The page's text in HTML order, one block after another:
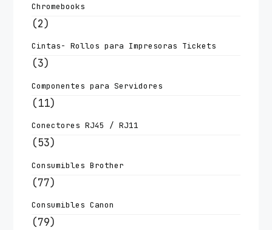
Chromebooks
(2)
Cintas- Rollos para Impresoras Tickets
(3)
Componentes para Servidores
(11)
Conectores RJ45 / RJ11
(53)
Consumibles Brother
(77)
Consumibles Canon
(79)